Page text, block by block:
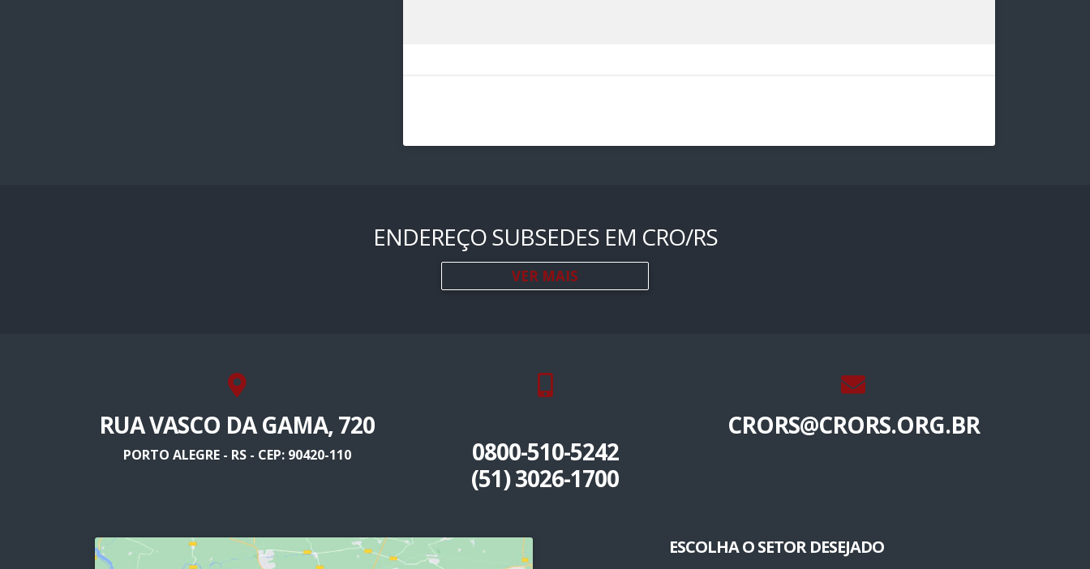
ENDEREÇO SUBSEDES EM CRO/RS
VER MAIS
RUA VASCO DA GAMA, 720
PORTO ALEGRE - RS - CEP: 90420-110
0800-510-5242
(51) 3026-1700
CRORS@CRORS.ORG.BR
ESCOLHA O SETOR DESEJADO